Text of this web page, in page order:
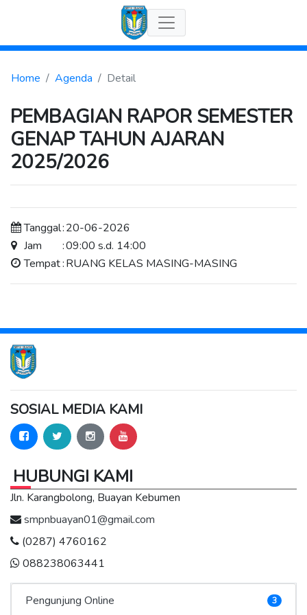
Home Agenda Detail
PEMBAGIAN RAPOR SEMESTER
GENAP TAHUN AJARAN
2025/2026
Tanggal:20-06-2026
Jam
:09:00 s.d. 14:00
Tempat:RUANG KELAS MASING-MASING
SOSIAL MEDIA KAMI
HUBUNGI KAMI
Jln. Karangbolong, Buayan Kebumen
smpnbuayan01@gmail.com
(0287) 4760162
088238063441
Pengunjung Online 3